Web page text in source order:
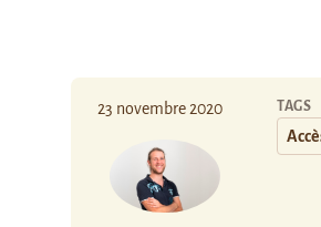
23 novembre 2020 TAGS